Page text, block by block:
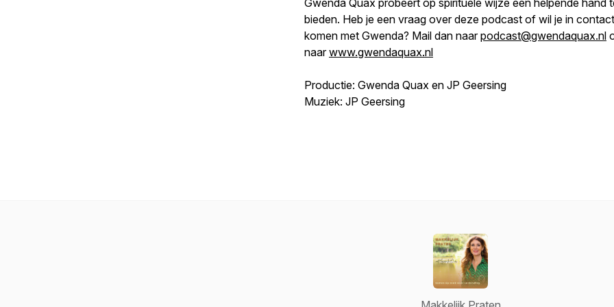
Gwenda Quax probeert op spirituele wijze een helpende hand
bieden. Heb je een vraag over deze podcast of wil je in contact
komen met Gwenda? Mail dan naarpodcast@gwendaquax.nl
naarwww.gwendaquax.nl
Productie: Gwenda Quax en JP Geersing
Muziek: JP Geersing